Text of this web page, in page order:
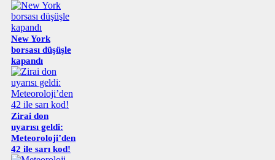
New York
borsası düşüşle
kapandı
Zirai don
uyarısı geldi:
Meteoroloji’den
42 ile sarı kod!